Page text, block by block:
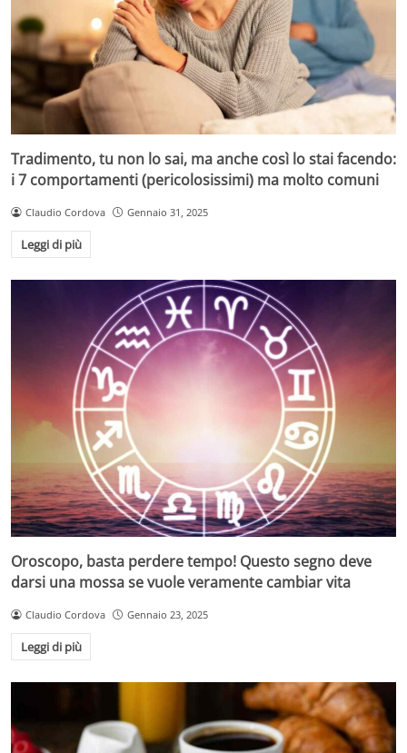
Tradimento, tu non lo sai, ma anche così lo stai facendo:
i 7 comportamenti (pericolosissimi) ma molto comuni
Claudio Cordova Gennaio 31, 2025
Leggi di più
Oroscopo, basta perdere tempo! Questo segno deve
darsi una mossa se vuole veramente cambiar vita
Claudio Cordova Gennaio 23, 2025
Leggi di più